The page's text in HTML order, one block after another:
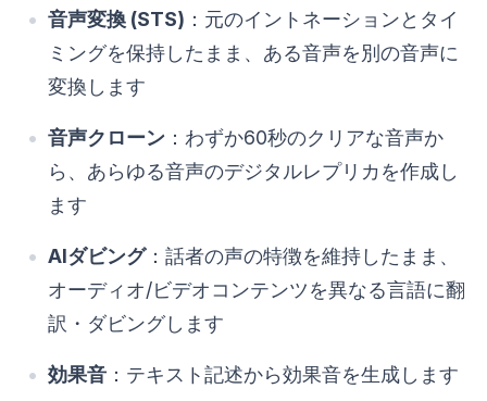
音声変換 (STS) ：元のイントネーションとタイ
ミングを保持したまま、ある音声を別の音声に
変換します
音声クローン ：わずか60秒のクリアな音声か
ら、あらゆる音声のデジタルレプリカを作成し
ます
AIダビング：話者の声の特徴を維持したまま、
オーディオ/ビデオコンテンツを異なる言語に翻
訳・ダビングします
効果音 ：テキスト記述から効果音を生成します